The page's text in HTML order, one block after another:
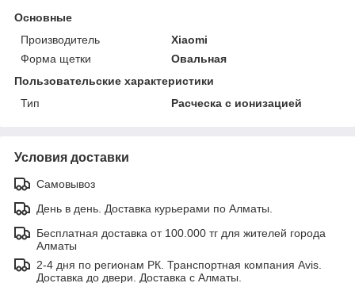
Основные
Производитель
Xiaomi
Форма щетки
Овальная
Пользовательские характеристики
Тип
Расческа с ионизацией
Условия доставки
Самовывоз
День в день. Доставка курьерами по Алматы.
Бесплатная доставка от 100.000 тг для жителей города
Алматы
2-4 дня по регионам РК. Транспортная компания Avis.
Доставка до двери. Доставка с Алматы.